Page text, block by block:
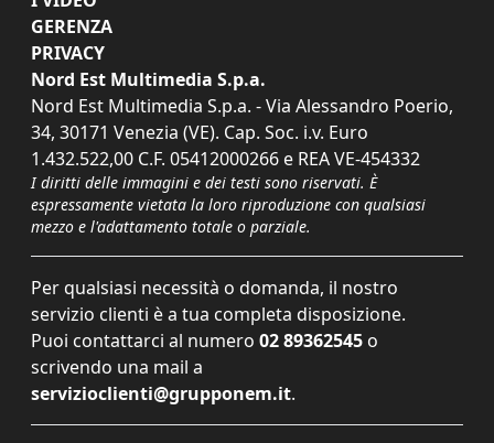
GERENZA
PRIVACY
Nord Est Multimedia S.p.a.
Nord Est Multimedia S.p.a. - Via Alessandro Poerio,
34, 30171 Venezia (VE). Cap. Soc. i.v. Euro
1.432.522,00 C.F. 05412000266 e REA VE-454332
I diritti delle immagini e dei testi sono riservati. È
espressamente vietata la loro riproduzione con qualsiasi
mezzo e l'adattamento totale o parziale.
Per qualsiasi necessità o domanda, il nostro
servizio clienti è a tua completa disposizione.
Puoi contattarci al numero 02 89362545 o
scrivendo una mail a
servizioclienti@grupponem.it.